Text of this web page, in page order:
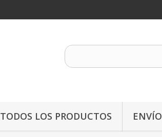
TODOS LOS PRODUCTOS ENVÍO